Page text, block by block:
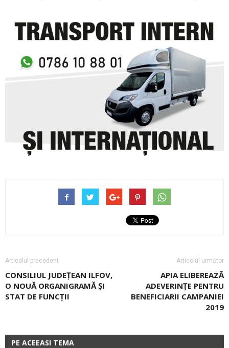
Articolul precedent
CONSILIUL JUDEȚEAN ILFOV,
O NOUĂ ORGANIGRAMĂ ȘI
STAT DE FUNCȚII
Articolul următor
APIA ELIBEREAZĂ
ADEVERINȚE PENTRU
BENEFICIARII CAMPANIEI
2019
PE ACEEASI TEMA